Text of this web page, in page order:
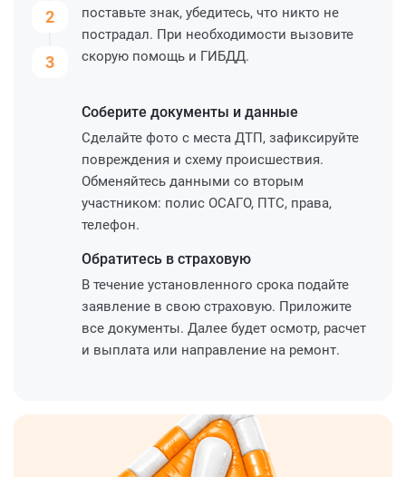
2
3
поставьте знак, убедитесь, что никто не
пострадал. При необходимости вызовите
скорую помощь и ГИБДД.
Соберите документы и данные
Сделайте фото с места ДТП, зафиксируйте
повреждения и схему происшествия.
Обменяйтесь данными со вторым
участником: полис ОСАГО, ПТС, права,
телефон.
Обратитесь в страховую
В течение установленного срока подайте
заявление в свою страховую. Приложите
все документы. Далее будет осмотр, расчет
и выплата или направление на ремонт.